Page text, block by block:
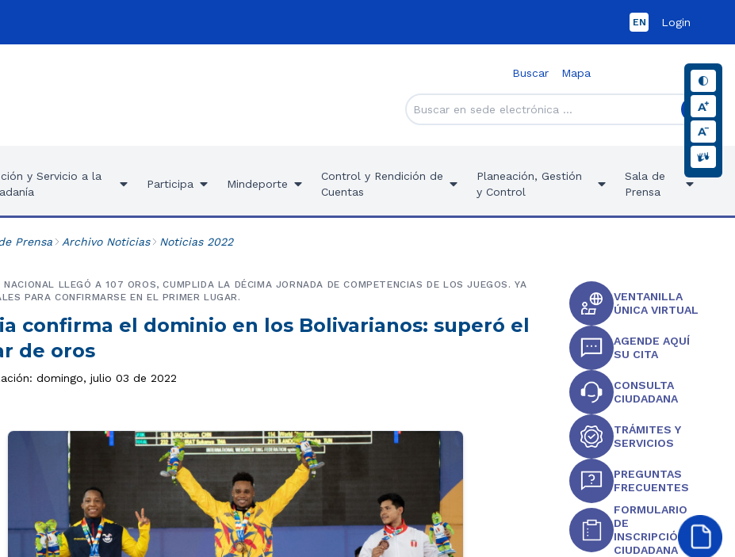
EN Login
Buscar Mapa
y Servicio a la
Participa Mindeporte
Control y Rendición de
Cuentas
Planeación, Gestión
y Control
Sala de
Prensa
Prensa Archivo Noticias Noticias 2022
confirma el dominio en los Bolivarianos: superó el
de oros
NACIONAL LLEGÓ A 107 OROS, CUMPLIDA LA DÉCIMA JORNADA DE COMPETENCIAS DE LOS JUEGOS. YA
PARA CONFIRMARSE EN EL PRIMER LUGAR.
domingo, julio 03 de 2022
VENTANILLA
ÚNICA VIRTUAL
AGENDE AQUÍ
SU CITA
CONSULTA
CIUDADANA
TRÁMITES Y
SERVICIOS
PREGUNTAS
FRECUENTES
FORMULARIO
DE
INSCRIPCIÓN
CIUDADANA